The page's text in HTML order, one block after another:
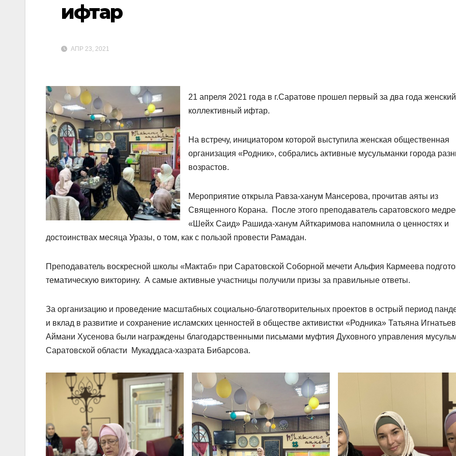
ифтар
АПР 23, 2021
21 апреля 2021 года в г.Саратове прошел первый за два года женский
коллективный ифтар.
На встречу, инициатором которой выступила женская общественная
организация «Родник», собрались активные мусульманки города
возрастов.
Мероприятие открыла Равза-ханум Мансерова, прочитав аяты из
Священного Корана. После этого преподаватель саратовского
«Шейх Саид» Рашида-ханум Айткаримова напомнила о ценностях и
достоинствах месяца Уразы, о том, как с пользой провести Рамадан.
Преподаватель воскресной школы «Мактаб» при Саратовской Соборной мечети Альфия Кармеева
тематическую викторину. А самые активные участницы получили призы за правильные ответы.
За организацию и проведение масштабных социально-благотворительных проектов в острый период
и вклад в развитие и сохранение исламских ценностей в обществе активистки «Родника» Татьяна
Аймани Хусенова были награждены благодарственными письмами муфтия Духовного управления
Саратовской области Мукаддаса-хазрата Бибарсова.